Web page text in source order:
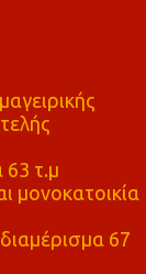
63 τ.μ
μονοκατοικία
67